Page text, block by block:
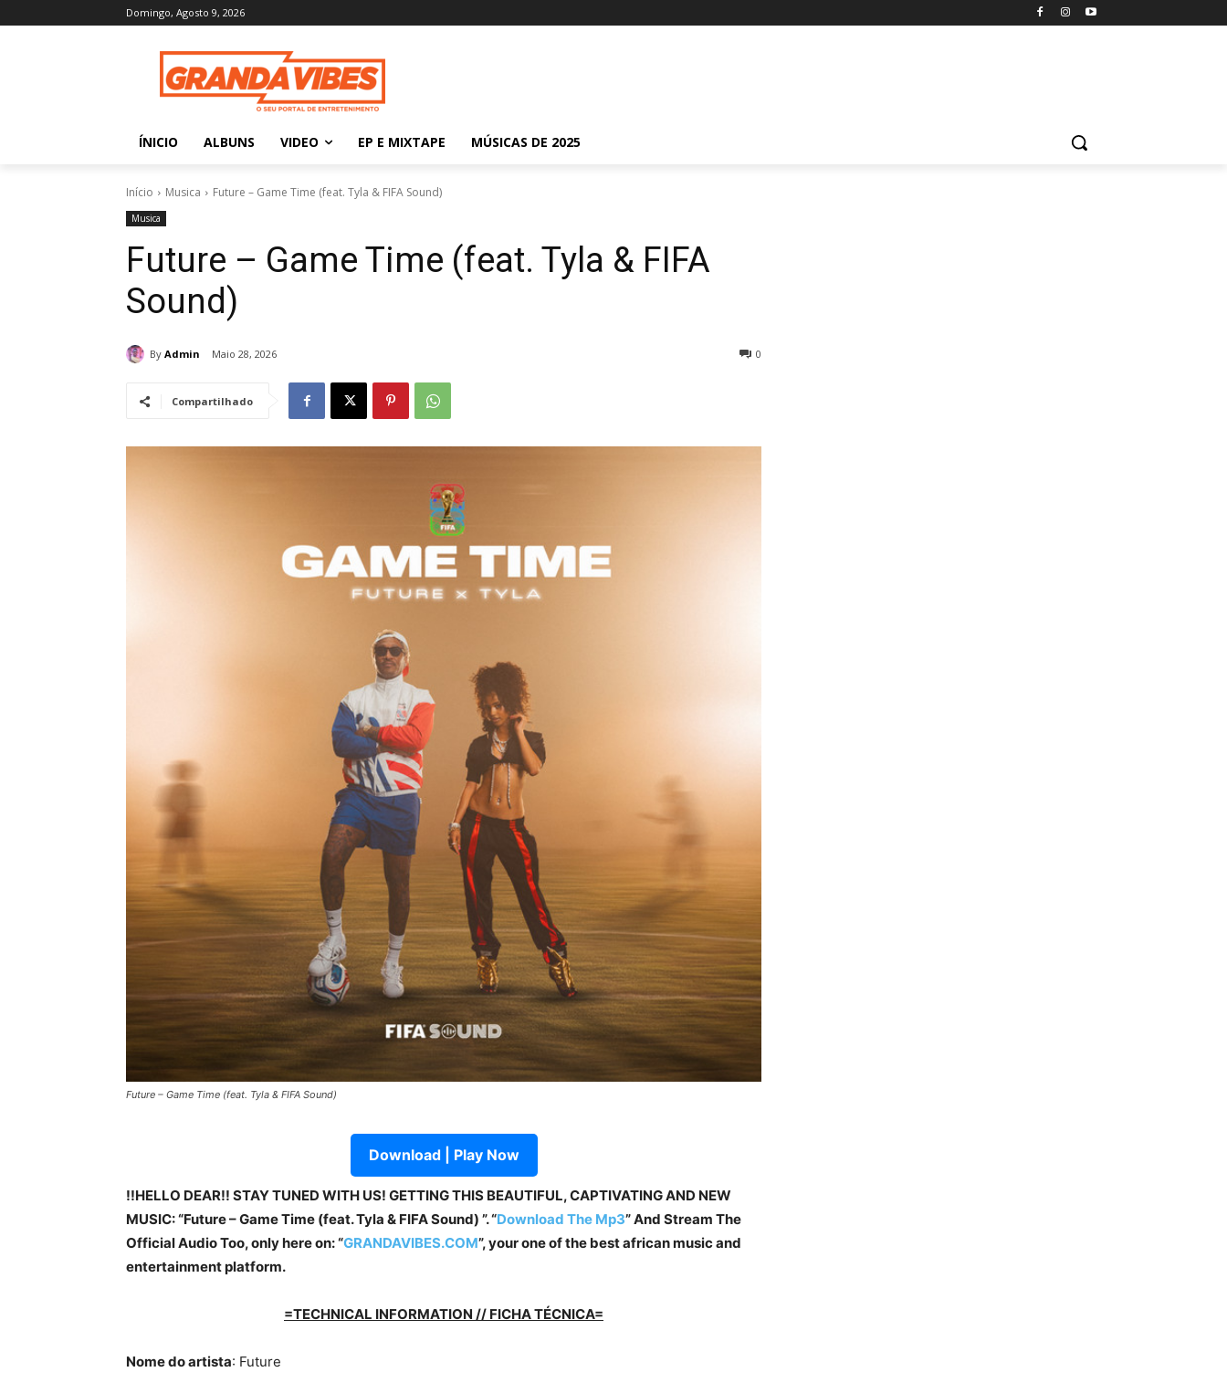
Domingo, Agosto 9, 2026
ÍNICIO ALBUNS VIDEO EP E MIXTAPE MÚSICAS DE 2025
Início Musica Future – Game Time (feat. Tyla & FIFA Sound)
Musica
Future – Game Time (feat. Tyla & FIFA
Sound)
By Admin Maio 28, 2026 0
Compartilhado
Future – Game Time (feat. Tyla & FIFA Sound)
Download | Play Now
!!HELLO DEAR!! STAY TUNED WITH US! GETTING THIS BEAUTIFUL, CAPTIVATING AND NEW
MUSIC: “Future – Game Time (feat. Tyla & FIFA Sound) ”. “Download The Mp3”And Stream The
Official Audio Too, only here on: “GRANDAVIBES.COM”, your one of the best african music and
entertainment platform.
=TECHNICAL INFORMATION // FICHA TÉCNICA=
Nome do artista: Future